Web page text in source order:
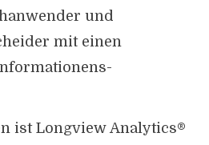
und
mit einen
ist Longview Analytics®